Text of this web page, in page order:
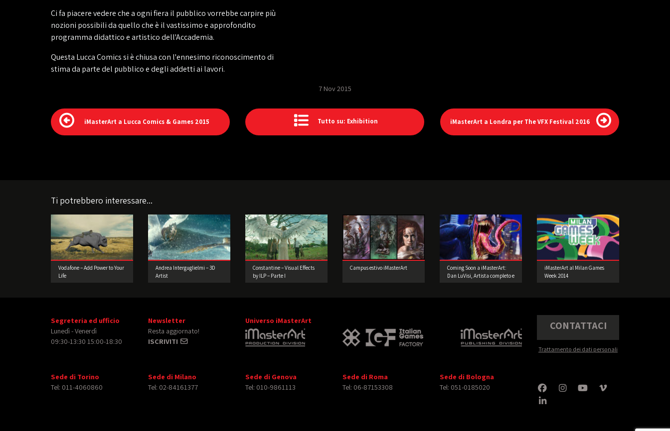
Ci fa piacere vedere che a ogni fiera il pubblico vorrebbe carpire più
nozioni possibili da quello che è il vastissimo e approfondito
programma didattico e artistico dell'Accademia.
Questa Lucca Comics si è chiusa con l'ennesimo riconoscimento di
stima da parte del pubblico e degli addetti ai lavori.
7 Nov 2015
iMasterArt a Lucca Comics & Games 2015 Tutto su: Exhibition iMasterArt a Londra per The VFX Festival 2016
Ti potrebbero interessare...
Vodafone – Add Power to Your
Life
Andrea Interguglielmi – 3D
Artist
Constantine – Visual Effects
by ILP – Parte I
Campus estivo iMasterArt
Coming Soon a iMasterArt:
Dan LuVisi, Artista completo e
iMasterArt al Milan Games
Week 2014
Segreteria ed ufficio
Lunedì - Venerdì
09:30-13:30 15:00-18:30
Newsletter
Resta aggiornato!
ISCRIVITI
Universo iMasterArt CONTATTACI
Trattamento dei dati personali
Sede di Torino
Tel: 011-4060860
Sede di Milano
Tel: 02-84161377
Sede di Genova
Tel: 010-9861113
Sede di Roma
Tel: 06-87153308
Sede di Bologna
Tel: 051-0185020